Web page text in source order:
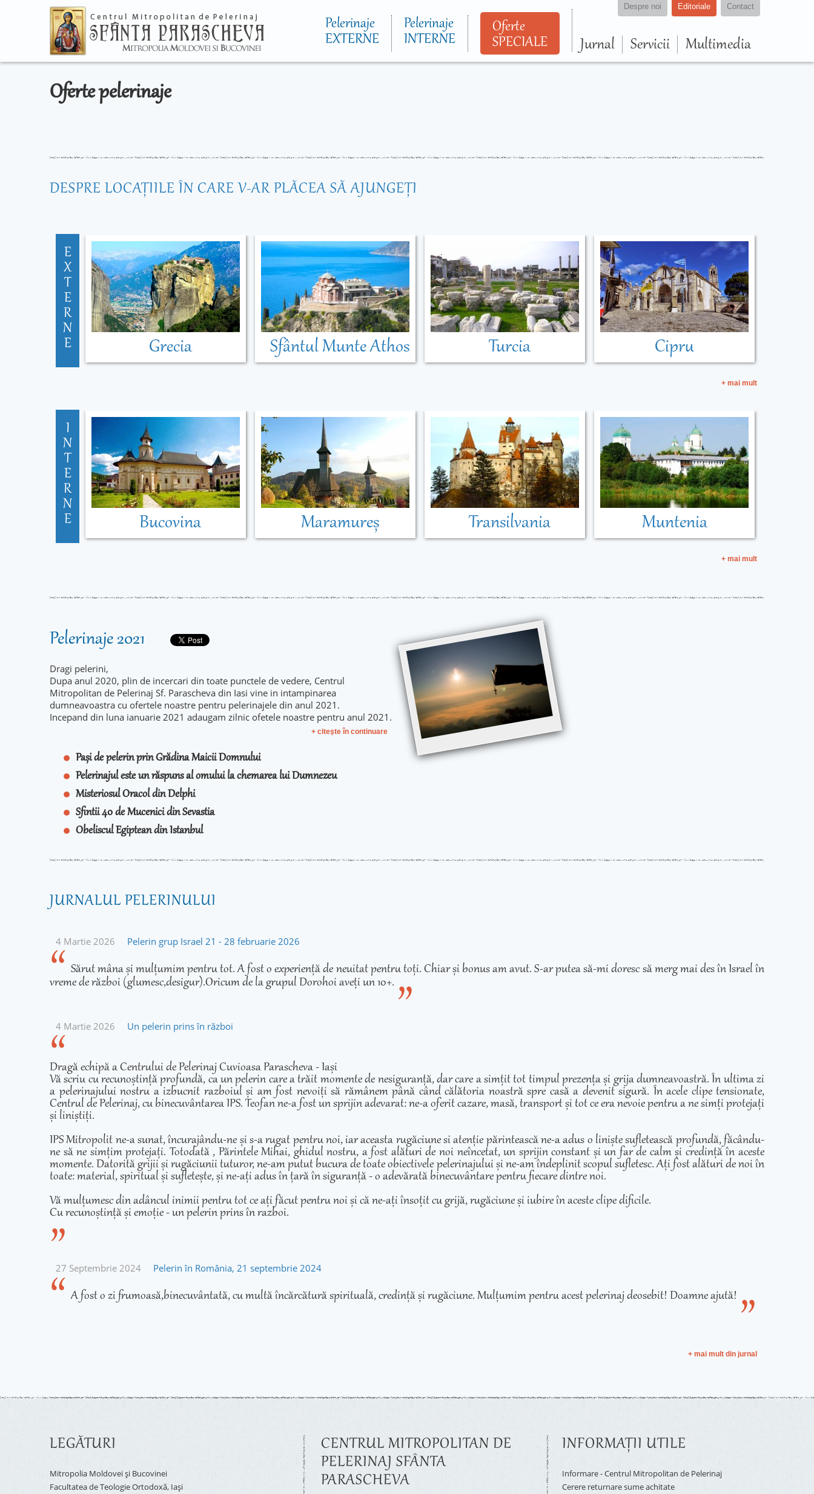
conţinutul
principal
Pelerinaje
EXTERNE
Pelerinaje
INTERNE
Oferte
SPECIALE
Despre noi Editoriale Contact
Jurnal Servicii Multimedia
Oferte pelerinaje
DESPRE LOCAŢIILE ÎN CARE V-AR PLĂCEA SĂ AJUNGEŢI
E
X
T
E
R
N
E
Grecia Sfântul Munte Athos Turcia Cipru
+ mai mult
I
N
T
E
R
N
E
Bucovina Maramureș Transilvania Muntenia
+ mai mult
Pelerinaje 2021
Dragi pelerini,
Dupa anul 2020, plin de incercari din toate punctele de vedere, Centrul
Mitropolitan de Pelerinaj Sf. Parascheva din Iasi vine in intampinarea
dumneavoastra cu ofertele noastre pentru pelerinajele din anul 2021.
Incepand din luna ianuarie 2021 adaugam zilnic ofetele noastre pentru anul 2021.
+ citeşte în continuare
Pași de pelerin prin Grădina Maicii Domnului
Pelerinajul este un răspuns al omului la chemarea lui Dumnezeu
Misteriosul Oracol din Delphi
Sfintii 40 de Mucenici din Sevastia
Obeliscul Egiptean din Istanbul
JURNALUL PELERINULUI
4 Martie 2026 Pelerin grup Israel 21 - 28 februarie 2026
Sărut mâna și mulțumim pentru tot. A fost o experiență de neuitat pentru toți. Chiar și bonus am avut. S-ar putea să-mi doresc să merg mai des în Israel în
vreme de război (glumesc,desigur).Oricum de la grupul Dorohoi aveți un 10+.
4 Martie 2026 Un pelerin prins în război
Dragă echipă a Centrului de Pelerinaj Cuvioasa Parascheva - Iași
Vă scriu cu recunoștință profundă, ca un pelerin care a trăit momente de nesiguranță, dar care a simțit tot timpul prezența și grija dumneavoastră. În ultima zi
a pelerinajului nostru a izbucnit razboiul și am fost nevoiți să rămânem până când călătoria noastră spre casă a devenit sigură. În acele clipe tensionate,
Centrul de Pelerinaj, cu binecuvântarea IPS. Teofan ne-a fost un sprijin adevarat: ne-a oferit cazare, masă, transport și tot ce era nevoie pentru a ne simți protejați
și liniștiți.
IPS Mitropolit ne-a sunat, încurajându-ne și s-a rugat pentru noi, iar aceasta rugăciune si atenție părintească ne-a adus o liniște sufletească profundă, făcându-
ne să ne simțim protejați. Totodată , Părintele Mihai, ghidul nostru, a fost alături de noi neîncetat, un sprijin constant și un far de calm și credință în aceste
momente. Datorită grijii și rugăciunii tuturor, ne-am putut bucura de toate obiectivele pelerinajului și ne-am îndeplinit scopul sufletesc. Ați fost alături de noi în
toate: material, spiritual și sufletește, și ne-ați adus în țară în siguranță - o adevărată binecuvântare pentru fiecare dintre noi.
Vă mulțumesc din adâncul inimii pentru tot ce ați făcut pentru noi și că ne-ați însoțit cu grijă, rugăciune și iubire în aceste clipe dificile.
Cu recunoștință și emoție - un pelerin prins în razboi.
27 Septembrie 2024 Pelerin în România, 21 septembrie 2024
A fost o zi frumoasă,binecuvântată, cu multă încărcătură spirituală, credință și rugăciune. Mulțumim pentru acest pelerinaj deosebit! Doamne ajută!
+ mai mult din jurnal
LEGĂTURI
Mitropolia Moldovei și Bucovinei
Facultatea de Teologie Ortodoxă, Iaşi
CENTRUL MITROPOLITAN DE
PELERINAJ SFÂNTA
PARASCHEVA
INFORMAŢII UTILE
Informare - Centrul Mitropolitan de Pelerinaj
Cerere returnare sume achitate